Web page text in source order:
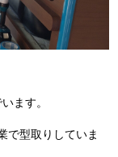
ます。
で型取りしていま